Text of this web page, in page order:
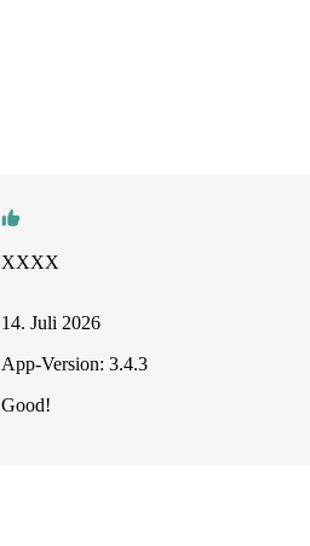
XXXX
14. Juli 2026
App-Version: 3.4.3
Good!